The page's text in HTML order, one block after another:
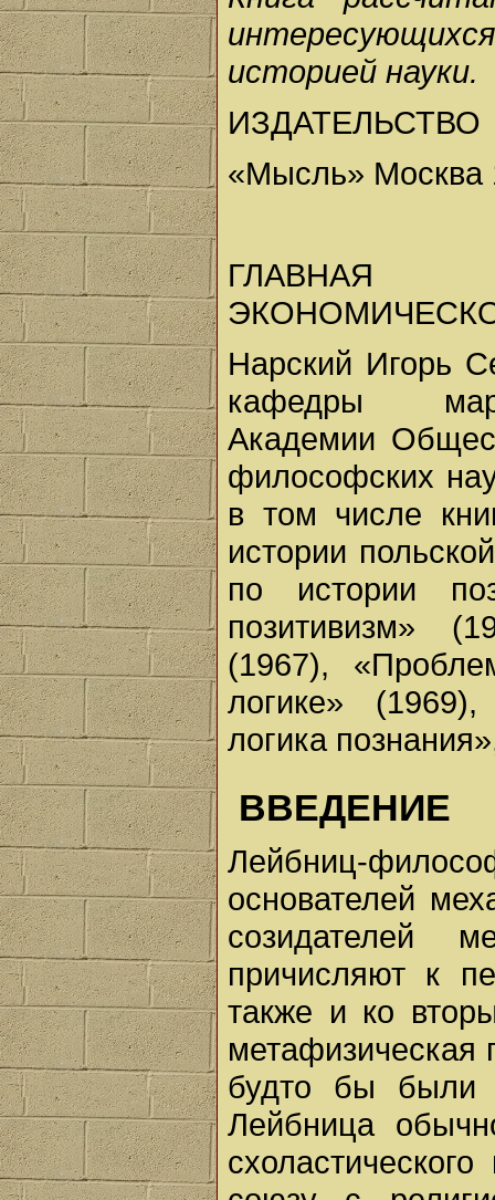
историей науки.
ИЗДАТЕЛЬСТВО
«Мысль» Москва
ГЛАВНАЯ
Нарский Игорь
кафедры
Академии
философских
в том числе
истории
по истории
позитивизм»
(1967),
логике»
логика
ВВЕДЕНИЕ
Лейбниц-
основателей
созидателей
причисляют к
также и ко
метафизическая
будто бы были
Лейбница